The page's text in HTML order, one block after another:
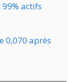
actifs
0,070 après